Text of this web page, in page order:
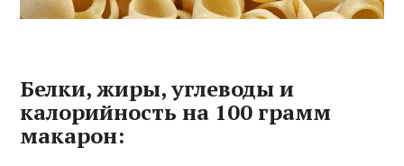
Белки, жиры, углеводы и
калорийность на 100 грамм
макарон: